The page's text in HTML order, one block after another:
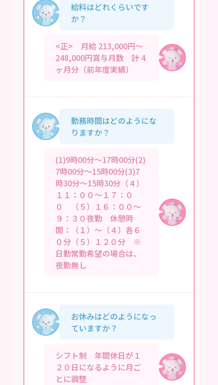
給料はどれくらいです
か？
<正> 月給 213,000円～
248,000円賞与月数 計 4
ヶ月分（前年度実績）
勤務時間はどのようにな
りますか？
(1)9時00分～17時00分(2)
7時00分～15時00分(3)7
時30分～15時30分（４）
１１：００～１７：０
０ （５）１６：００～
９：３０夜勤 休憩時
間：（１）～（４）各６
０分（５）１２０分 ※
日勤常勤希望の場合は、
夜勤無し
お休みはどのようになっ
ていますか？
シフト制 年間休日が１
２０日になるように月ご
とに調整